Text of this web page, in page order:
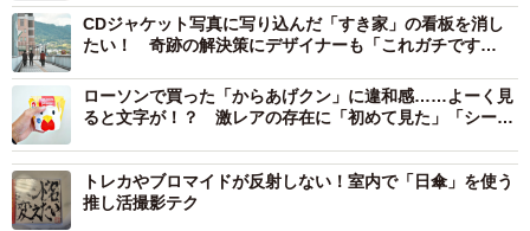
たり、独特のエフェクトをかけたりするなど、ネットカル
チャー特有のMAD演出が詰め込まれています。
この「ギコギコはしません」は、かつて福島氏が通販番組
でパン切り包丁を実演した際に生まれたミームです。通販
番組の実演中、パン切り包丁を使いながら「ギコギコはし
ません」と宣言しつつも、実際には思い切りギコギコと包
丁を動かしてカットしていたという矛盾が、当時話題とな
CDジャケット写真に写り込んだ「すき家」の看板を消し
たい！ 奇跡の解決策にデザイナーも「これガチです
ローソンで買った「からあげクン」に違和感……よーく見
ると文字が！？ 激レアの存在に「初めて見た」「シーク
トレカやブロマイドが反射しない！室内で「日傘」を使う
推し活撮影テク